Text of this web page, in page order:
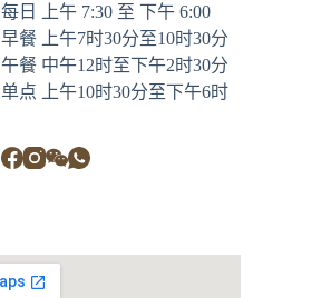
每日 上午 7:30 至 下午 6:00
早餐 上午7时30分至10时30分
午餐 中午12时至下午2时30分
单点 上午10时30分至下午6时